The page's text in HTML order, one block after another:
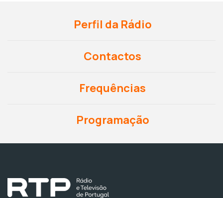
Perfil da Rádio
Contactos
Frequências
Programação